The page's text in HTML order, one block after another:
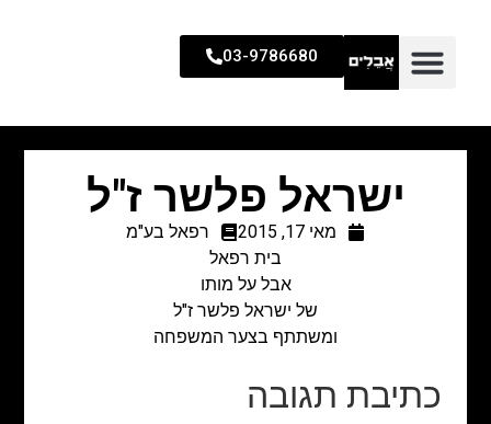
03-9786680
ישראל פלשר ז"ל
מאי 17, 2015
רפאל בע"מ
בית רפאל
אבל על מותו
של ישראל פלשר ז"ל
ומשתתף בצער המשפחה
כתיבת תגובה